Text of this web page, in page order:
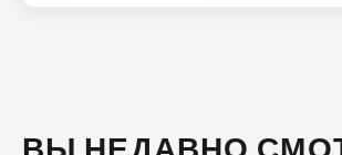
ВЫ НЕДАВНО